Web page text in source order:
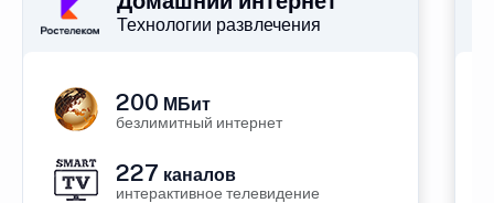
Технологии развлечения
200 МБит
безлимитный интернет
227 каналов
интерактивное телевидение